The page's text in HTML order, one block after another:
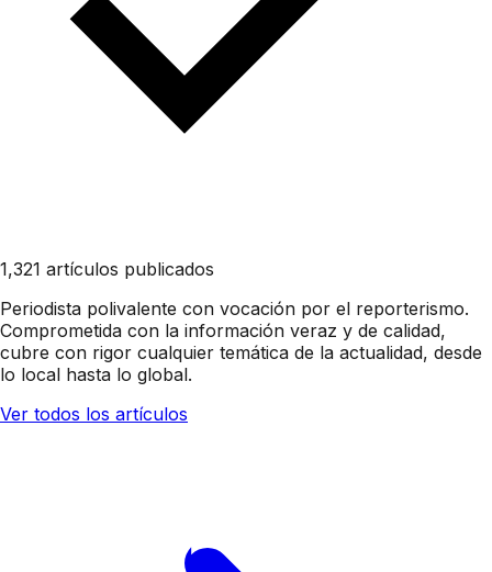
1,321 artículos publicados
Periodista polivalente con vocación por el reporterismo.
Comprometida con la información veraz y de calidad,
cubre con rigor cualquier temática de la actualidad, desde
lo local hasta lo global.
Ver todos los artículos